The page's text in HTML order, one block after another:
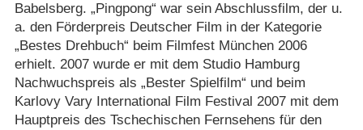
Babelsberg. „Pingpong“ war sein Abschlussfilm, der u.
a. den Förderpreis Deutscher Film in der Kategorie
„Bestes Drehbuch“ beim Filmfest München 2006
erhielt. 2007 wurde er mit dem Studio Hamburg
Nachwuchspreis als „Bester Spielfilm“ und beim
Karlovy Vary International Film Festival 2007 mit dem
Hauptpreis des Tschechischen Fernsehens für den